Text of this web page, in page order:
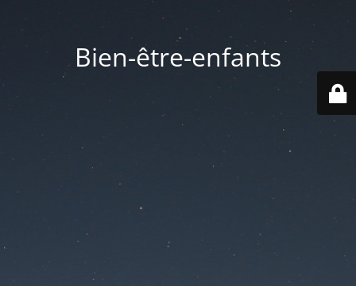
Bien-être-enfants